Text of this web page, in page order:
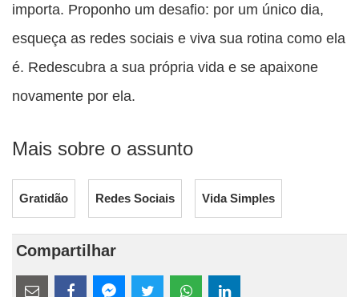
importa. Proponho um desafio: por um único dia,
esqueça as redes sociais e viva sua rotina como ela
é. Redescubra a sua própria vida e se apaixone
novamente por ela.
Mais sobre o assunto
Gratidão Redes Sociais Vida Simples
Compartilhar
Estes